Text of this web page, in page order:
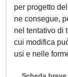
per progetto
ne consegue,
nel tentativo di
cui modifica
usi e nelle